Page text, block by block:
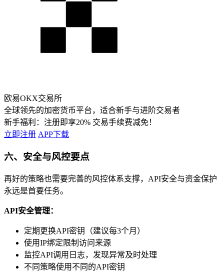
欧易OKX交易所
全球领先的加密货币平台，适合新手与进阶交易者
新手福利： 注册即享20% 交易手续费减免！
立即注册 APP下载
六、安全与风控要点
再好的策略也需要完善的风控体系支撑，API安全与资金保护
永远是首要任务。
API安全管理：
定期更换API密钥（建议每3个月）
使用IP绑定限制访问来源
监控API调用日志，发现异常及时处理
不同策略使用不同的API密钥